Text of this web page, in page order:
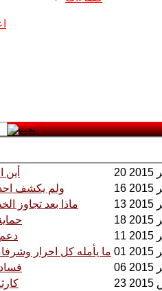
ولم يكشف
ماذا بعد تجاوز
ما يأمله كل احرار